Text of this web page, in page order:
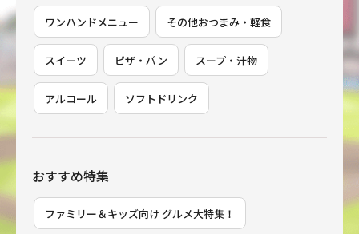
ワンハンドメニュー その他おつまみ・軽食
スイーツ ピザ・パン スープ・汁物
アルコール ソフトドリンク
おすすめ特集
ファミリー＆キッズ向け グルメ大特集！